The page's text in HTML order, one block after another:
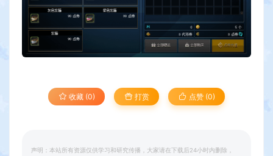
收藏 (0) 打赏 点赞 (0)
声明：本站所有资源仅供学习和研究传播，大家请在下载后24小时内删除，